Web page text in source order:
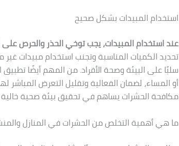
استخدام المبيدات بشكل صحيح
عند استخدام المبيدات، يجب توخي الحذر والحرص على
تحديد الكميات المناسبة وتجنب استخدام مبيدات غير
سلبًا على البيئة وصحة الأفراد. من المهم أيضًا تطبيق
أو المساء، لضمان الفعالية وتقليل التعرض المباشر
مكافحة الحشرات يساهم في تحقيق بيئة صحية خالية
ما هي أهمية التخلص من الحشرات في المنازل